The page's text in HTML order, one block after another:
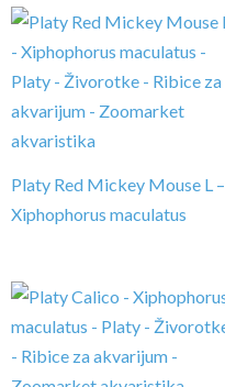
Platy Red Mickey Mouse L –
Xiphophorus maculatus